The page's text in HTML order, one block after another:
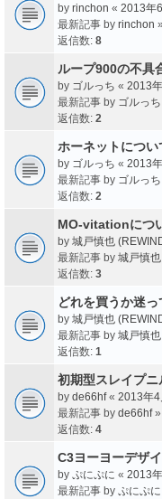
by rinchon « 2013年
最新記事 by rinchon »
返信数: 8
ループ900の不具
by ゴルっち « 2013
最新記事 by ゴルっち
返信数: 2
ホーネットについ
by ゴルっち « 2013
最新記事 by ゴルっち
返信数: 2
MO-vitationにつ
by 城戸慎也
最新記事 by 城戸慎
返信数: 3
どれを買うか迷っ
by 城戸慎也
最新記事 by 城戸慎
返信数: 1
初期型スレイプニ
by de66hf« 2013年4
最新記事 by de66hf»
返信数: 4
C3ヨーヨーデザ
by ぷにぷに « 2013
最新記事 by ぷにぷに